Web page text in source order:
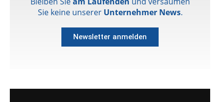
Sie keine unserer Unternehmer News.
Newsletter anmelden